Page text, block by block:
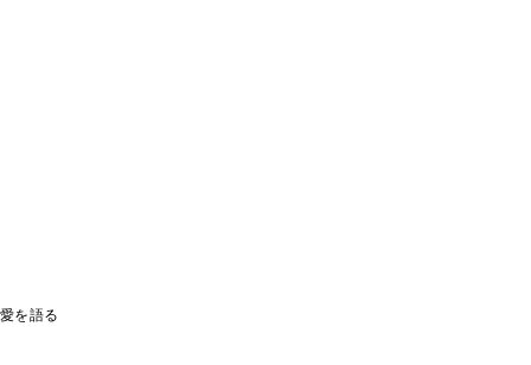
を語る